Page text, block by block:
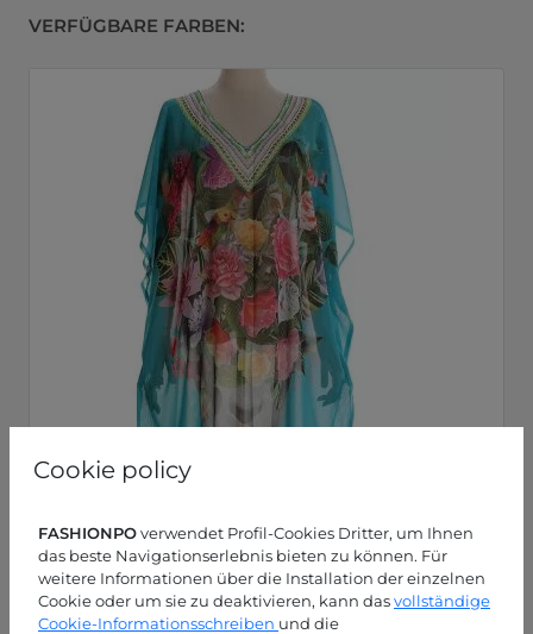
Cookie policy
FASHIONPOverwendet Profil-Cookies Dritter, um Ihnen
das beste Navigationserlebnis bieten zu können. Für
weitere Informationen über die Installation der einzelnen
Cookie oder um sie zu deaktivieren, kann dasvollständige
Cookie-Informationsschreiben und die
VERFÜGBARE FARBEN: